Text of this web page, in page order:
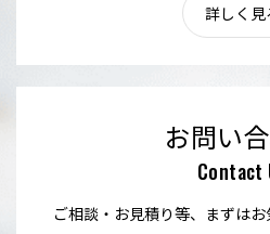
詳しく見
お問い
Contact
ご相談・お見積り等、まずは